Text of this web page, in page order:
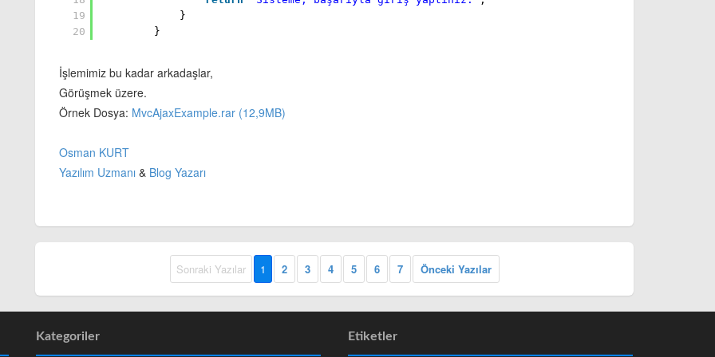
19
20
}
}
İşlemimiz bu kadar arkadaşlar,
Görüşmek üzere.
Örnek Dosya: MvcAjaxExample.rar (12,9MB)
Osman KURT
Yazılım Uzmanı & Blog Yazarı
Sonraki Yazılar 1 2 3 4 5 6 7 Önceki Yazılar
Kategoriler Etiketler